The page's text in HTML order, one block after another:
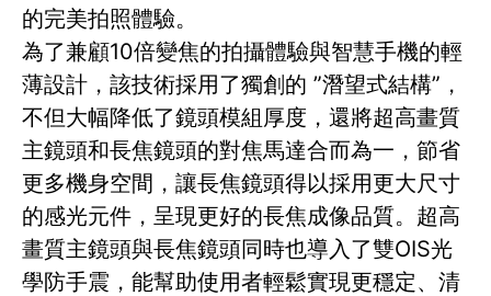
的完美拍照體驗。
為了兼顧10倍變焦的拍攝體驗與智慧手機的輕
薄設計，該技術採用了獨創的 ”潛望式結構”，
不但大幅降低了鏡頭模組厚度，還將超高畫質
主鏡頭和長焦鏡頭的對焦馬達合而為一，節省
更多機身空間，讓長焦鏡頭得以採用更大尺寸
的感光元件，呈現更好的長焦成像品質。超高
畫質主鏡頭與長焦鏡頭同時也導入了雙OIS光
學防手震，能幫助使用者輕鬆實現更穩定、清